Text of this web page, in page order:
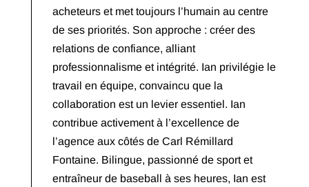
acheteurs et met toujours l’humain au centre
de ses priorités. Son approche : créer des
relations de confiance, alliant
professionnalisme et intégrité. Ian privilégie le
travail en équipe, convaincu que la
collaboration est un levier essentiel. Ian
contribue activement à l’excellence de
l’agence aux côtés de Carl Rémillard
Fontaine. Bilingue, passionné de sport et
entraîneur de baseball à ses heures, Ian est